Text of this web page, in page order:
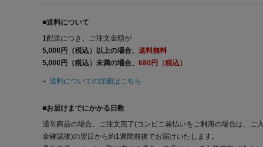
■送料について
1配送につき、ご注文金額が
5,000円（税込）以上の場合、 送料無料
5,000円（税込）未満の場合、 680円（税込）
送料についての詳細はこちら
■お届けまでにかかる日数
通常商品の場合、ご注文完了(コンビニ前払いをご利用の場合は、ご入
金確認後)の翌日から約1週間前後でお届けいたします。